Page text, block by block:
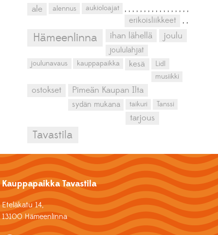
ale ,
alennus ,
aukioloajat ,
erikoisliikkeet
,
Hämeenlinna
,
ihan lähellä
,
joulu
,
joululahjat
,
joulunavaus
,
kauppapaikka
,
kesä
,
Lidl
,
musiikki
,
ostokset
,
Pimeän Kaupan Ilta
,
sydän mukana
,
taikuri
,
Tanssi
,
tarjous
,
Tavastila
Kauppapaikka Tavastila
Eteläkatu 14,
13100 Hämeenlinna